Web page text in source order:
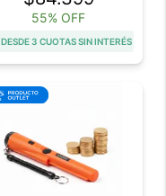
55% OFF
DESDE 3 CUOTAS SIN INTERÉS